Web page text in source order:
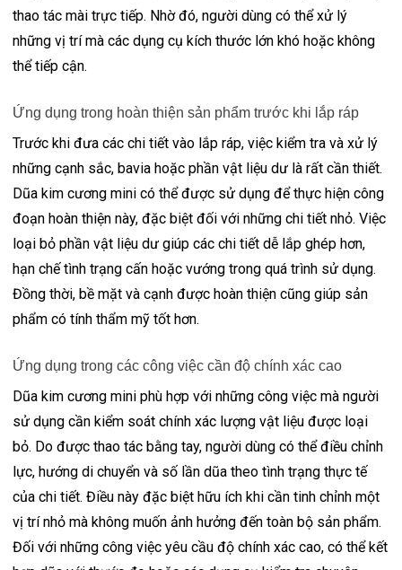
thao tác mài trực tiếp. Nhờ đó, người dùng có thể xử lý
những vị trí mà các dụng cụ kích thước lớn khó hoặc không
thể tiếp cận.
Ứng dụng trong hoàn thiện sản phẩm trước khi lắp ráp
Trước khi đưa các chi tiết vào lắp ráp, việc kiểm tra và xử lý
những cạnh sắc, bavia hoặc phần vật liệu dư là rất cần thiết.
Dũa kim cương mini có thể được sử dụng để thực hiện công
đoạn hoàn thiện này, đặc biệt đối với những chi tiết nhỏ. Việc
loại bỏ phần vật liệu dư giúp các chi tiết dễ lắp ghép hơn,
hạn chế tình trạng cấn hoặc vướng trong quá trình sử dụng.
Đồng thời, bề mặt và cạnh được hoàn thiện cũng giúp sản
phẩm có tính thẩm mỹ tốt hơn.
Ứng dụng trong các công việc cần độ chính xác cao
Dũa kim cương mini phù hợp với những công việc mà người
sử dụng cần kiểm soát chính xác lượng vật liệu được loại
bỏ. Do được thao tác bằng tay, người dùng có thể điều chỉnh
lực, hướng di chuyển và số lần dũa theo tình trạng thực tế
của chi tiết. Điều này đặc biệt hữu ích khi cần tinh chỉnh một
vị trí nhỏ mà không muốn ảnh hưởng đến toàn bộ sản phẩm.
Đối với những công việc yêu cầu độ chính xác cao, có thể kết